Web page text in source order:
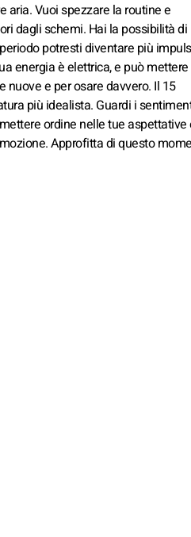
aria. Vuoi spezzare la routine e
dagli schemi. Hai la possibilità di
potresti diventare più
energia è elettrica, e può mettere
nuove e per osare davvero. Il 15
più idealista. Guardi i
ordine nelle tue
Approfitta di questo